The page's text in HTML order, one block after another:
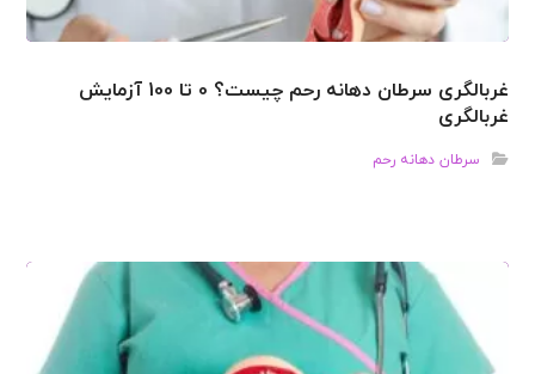
غربالگری سرطان دهانه رحم چیست؟ 0 تا 100 آزمایش
غربالگری
سرطان دهانه رحم